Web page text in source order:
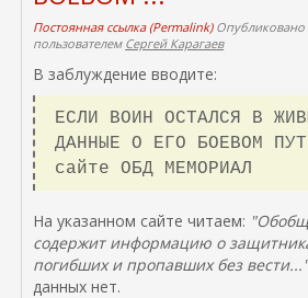
с
ы
л
к
а
Постоянная ссылка (Permalink)Опубликовано
пользователем Сергей Карагаев
В заблуждение вводите:
ЕСЛИ ВОИН ОСТАЛСЯ В
ДАННЫЕ О ЕГО БОЕВОМ
сайте ОБД МЕМОРИАЛ
На указанном сайте читаем:
содержит информацию о
погибших и пропавших без
данных нет.